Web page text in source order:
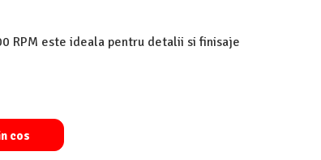
RPM este ideala pentru detalii si finisaje
cos